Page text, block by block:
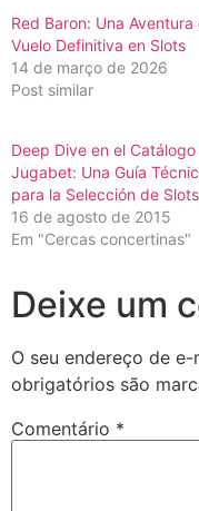
Red Baron: Una Aventura
Vuelo Definitiva en Slots
14 de março de 2026
Post similar
Deep Dive en el
Jugabet: Una Guía
para la Selección de Slots
16 de agosto de 2015
Em "Cercas concertinas"
Deixe um
O seu endereço de
obrigatórios são
Comentário *